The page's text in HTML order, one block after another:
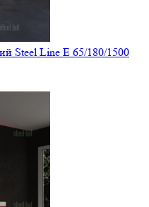
Steel Line E 65/180/1500